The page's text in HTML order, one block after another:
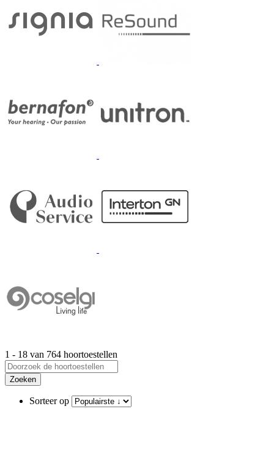
1 - 18 van 764 hoortoestellen
Zoeken
Sorteer op